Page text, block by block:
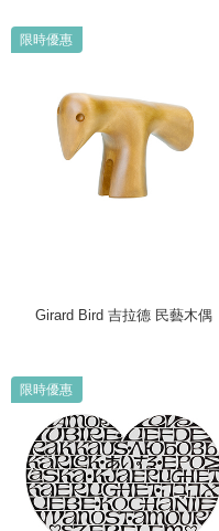
限時優惠
Girard Bird 吉拉德 民藝木偶
限時優惠